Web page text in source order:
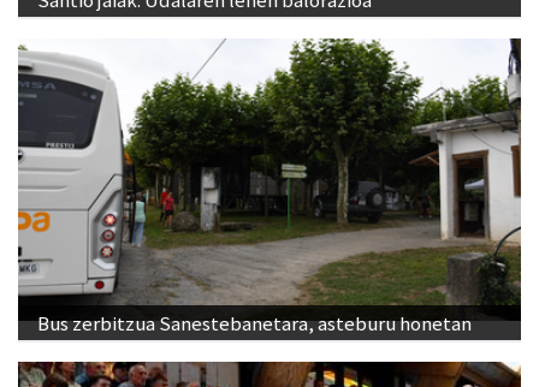
Bus zerbitzua Sanestebanetara, asteburu honetan